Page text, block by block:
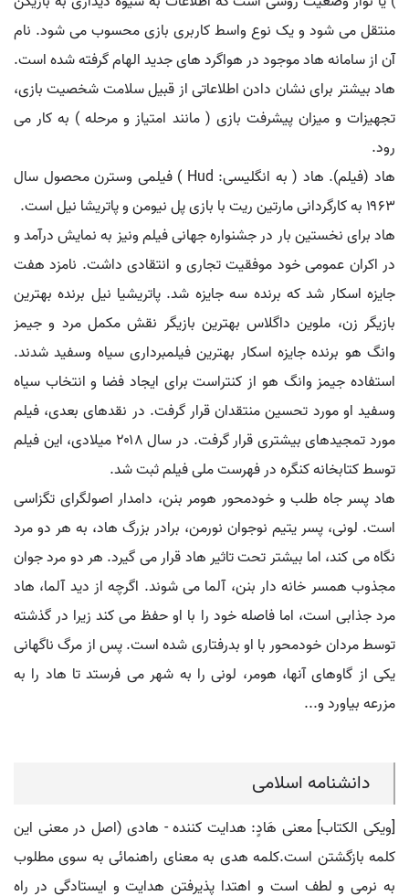
منتقل می شود و یک نوع واسط کاربری بازی محسوب می شود. نام
آن از سامانه هاد موجود در هواگرد های جدید الهام گرفته شده است.
هاد بیشتر برای نشان دادن اطلاعاتی از قبیل سلامت شخصیت بازی،
تجهیزات و میزان پیشرفت بازی ( مانند امتیاز و مرحله ) به کار می
رود.
هاد (فیلم). هاد ( به انگلیسی: Hud ) فیلمی وسترن محصول سال
۱۹۶۳ به کارگردانی مارتین ریت با بازی پل نیومن و پاتریشا نیل است.
هاد برای نخستین بار در جشنواره جهانی فیلم ونیز به نمایش درآمد و
در اکران عمومی خود موفقیت تجاری و انتقادی داشت. نامزد هفت
جایزه اسکار شد که برنده سه جایزه شد. پاتریشیا نیل برنده بهترین
بازیگر زن، ملوین داگلاس بهترین بازیگر نقش مکمل مرد و جیمز
وانگ هو برنده جایزه اسکار بهترین فیلمبرداری سیاه وسفید شدند.
استفاده جیمز وانگ هو از کنتراست برای ایجاد فضا و انتخاب سیاه
وسفید او مورد تحسین منتقدان قرار گرفت. در نقدهای بعدی، فیلم
مورد تمجیدهای بیشتری قرار گرفت. در سال ۲۰۱۸ میلادی، این فیلم
توسط کتابخانه کنگره در فهرست ملی فیلم ثبت شد.
هاد پسر جاه طلب و خودمحور هومر بنن، دامدار اصولگرای تگزاسی
است. لونی، پسر یتیم نوجوان نورمن، برادر بزرگ هاد، به هر دو مرد
نگاه می کند، اما بیشتر تحت تاثیر هاد قرار می گیرد. هر دو مرد جوان
مجذوب همسر خانه دار بنن، آلما می شوند. اگرچه از دید آلما، هاد
مرد جذابی است، اما فاصله خود را با او حفظ می کند زیرا در گذشته
توسط مردان خودمحور با او بدرفتاری شده است. پس از مرگ ناگهانی
یکی از گاوهای آنها، هومر، لونی را به شهر می فرستد تا هاد را به
مزرعه بیاورد و...
دانشنامه اسلامی
[ویکی الکتاب] معنی هَادٍ: هدایت کننده - هادی (اصل در معنی این
کلمه بازگشتن است.کلمه هدی به معنای راهنمائی به سوی مطلوب
به نرمی و لطف است و اهتدا پذیرفتن هدایت و ایستادگی در راه